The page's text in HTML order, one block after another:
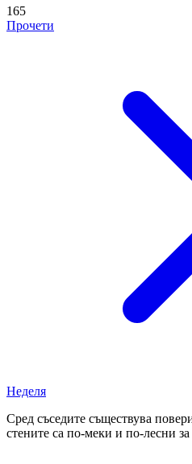
165
Прочети
Неделя
Сред съседите съществува
стените са по-меки и по-лесни